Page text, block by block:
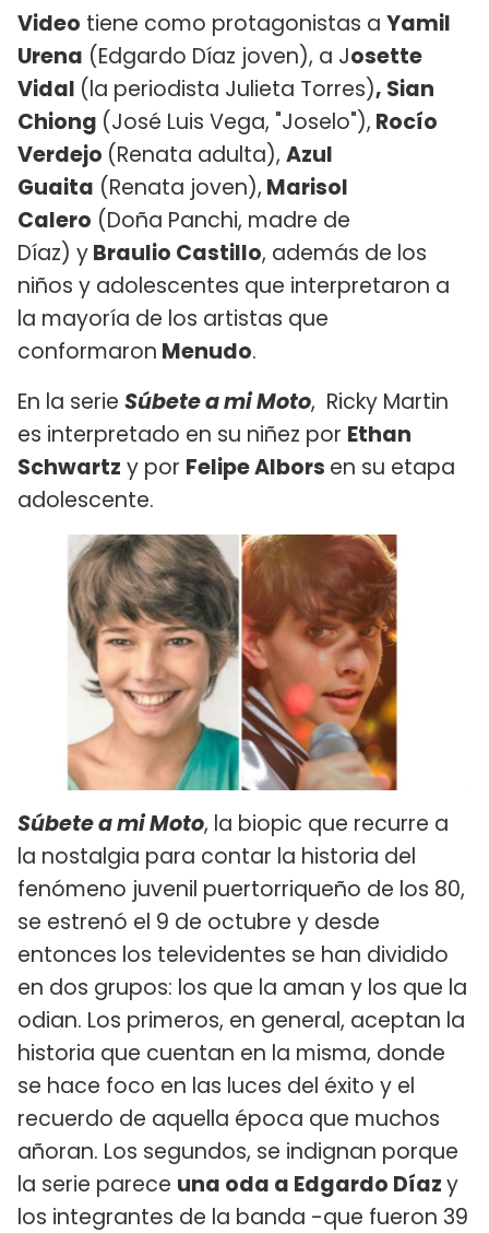
Video tiene como protagonistas a Yamil
Urena (Edgardo Díaz joven), a Josette
Vidal (la periodista Julieta Torres), Sian
Chiong (José Luis Vega, "Joselo"), Rocío
Verdejo (Renata adulta), Azul
Guaita (Renata joven), Marisol
Calero (Doña Panchi, madre de
Díaz) yBraulio Castillo, además de los
niños y adolescentes que interpretaron a
la mayoría de los artistas que
conformaron Menudo.
En la serie Súbete a mi Moto, Ricky Martin
es interpretado en su niñez por Ethan
Schwartz y por Felipe Albors en su etapa
adolescente.
Súbete a mi Moto, la biopic que recurre a
la nostalgia para contar la historia del
fenómeno juvenil puertorriqueño de los 80,
se estrenó el 9 de octubre y desde
entonces los televidentes se han dividido
en dos grupos: los que la aman y los que la
odian. Los primeros, en general, aceptan la
historia que cuentan en la misma, donde
se hace foco en las luces del éxito y el
recuerdo de aquella época que muchos
añoran. Los segundos, se indignan porque
la serie parece una oda a Edgardo Díazy
los integrantes de la banda -que fueron 39